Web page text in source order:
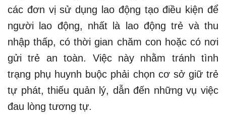
các đơn vị sử dụng lao động tạo điều kiện để
người lao động, nhất là lao động trẻ và thu
nhập thấp, có thời gian chăm con hoặc có nơi
gửi trẻ an toàn. Việc này nhằm tránh tình
trạng phụ huynh buộc phải chọn cơ sở giữ trẻ
tự phát, thiếu quản lý, dẫn đến những vụ việc
đau lòng tương tự.